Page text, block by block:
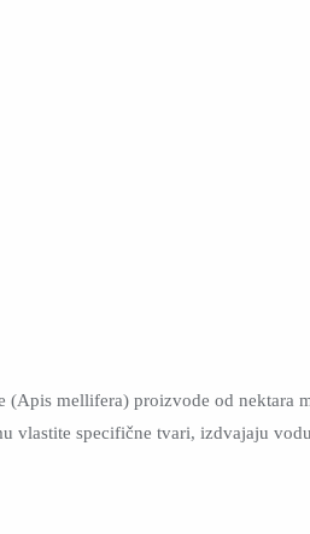
mellifera) proizvode od
specifične tvari, izdvajaju